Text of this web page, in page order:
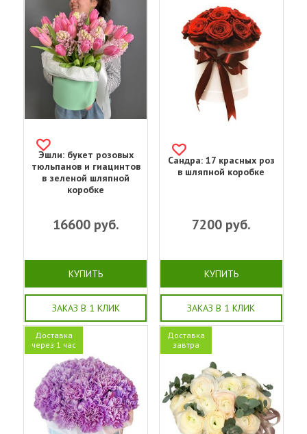
Эшли: букет розовых
тюльпанов и гиацинтов
в зеленой шляпной
коробке
16600руб.
КУПИТЬ
ЗАКАЗ В 1 КЛИК
Сандра: 17 красных роз
в шляпной коробке
7200руб.
КУПИТЬ
ЗАКАЗ В 1 КЛИК
Доставка
через 1 час
Доставка
завтра